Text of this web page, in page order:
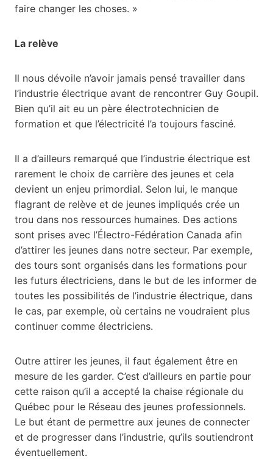
faire changer les choses. »
La relève
Il nous dévoile n’avoir jamais pensé travailler dans
l’industrie électrique avant de rencontrer Guy Goupil.
Bien qu’il ait eu un père électrotechnicien de
formation et que l’électricité l’a toujours fasciné.
Il a d’ailleurs remarqué que l’industrie électrique est
rarement le choix de carrière des jeunes et cela
devient un enjeu primordial. Selon lui, le manque
flagrant de relève et de jeunes impliqués crée un
trou dans nos ressources humaines. Des actions
sont prises avec l’Électro-Fédération Canada afin
d’attirer les jeunes dans notre secteur. Par exemple,
des tours sont organisés dans les formations pour
les futurs électriciens, dans le but de les informer de
toutes les possibilités de l’industrie électrique, dans
le cas, par exemple, où certains ne voudraient plus
continuer comme électriciens.
Outre attirer les jeunes, il faut également être en
mesure de les garder. C’est d’ailleurs en partie pour
cette raison qu’il a accepté la chaise régionale du
Québec pour le Réseau des jeunes professionnels.
Le but étant de permettre aux jeunes de connecter
et de progresser dans l’industrie, qu’ils soutiendront
éventuellement.